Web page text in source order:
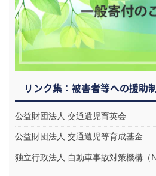
リンク集：被害者等への援助
公益財団法人 交通遺児育英会
公益財団法人 交通遺児等育成基金
独立行政法人 自動車事故対策機構（